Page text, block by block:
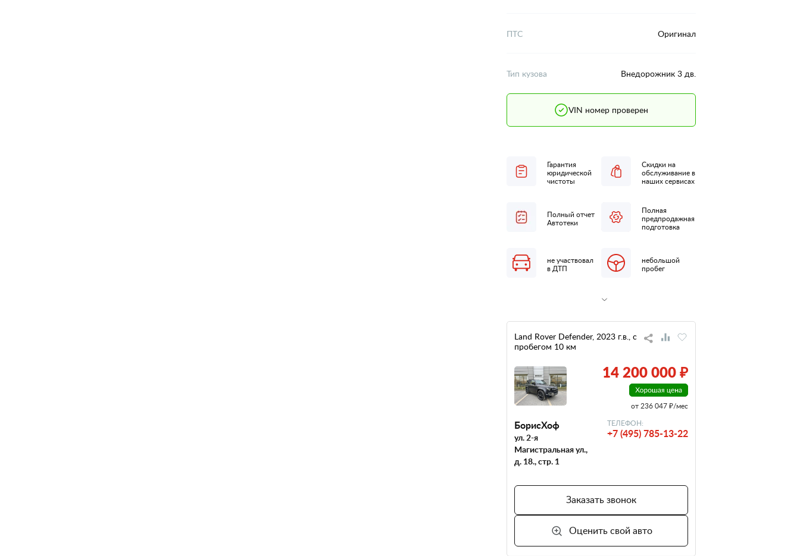
ПТС Оригинал
Тип кузова Внедорожник 3 дв.
VIN номер проверен
Гарантия
юридической
чистоты
Скидки на
обслуживание в
наших сервисах
Полный отчет
Автотеки
Полная
предпродажная
подготовка
не участвовал
в ДТП
небольшой
пробег
Land Rover Defender, 2023 г.в., с
пробегом 10 км
14 200 000 ₽
от 236 047 ₽/мес
БорисХоф
ул. 2-я
Магистральная ул.,
д. 18., стр. 1
ТЕЛЕФОН:
+7 (495) 785-13-22
Заказать звонок
Оценить свой авто